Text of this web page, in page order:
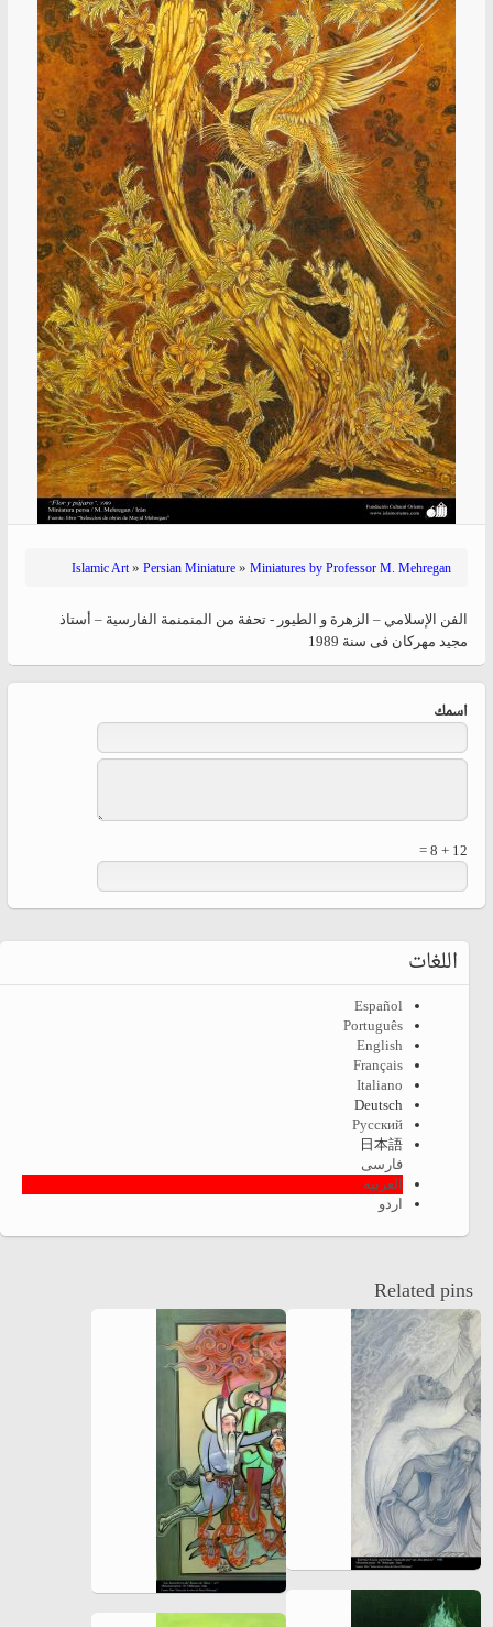
Islamic Art» Persian Miniature » Miniatures by Professor M. Mehregan
الفن الإسلامي – الزهرة و الطیور - تحفة من المنمنمة الفارسية – أستاذ
مجید مهرکان فی سنة 1989
‏اسمك ‏
12 + 8 =
اللغات
Español
Português
English
Français
Italiano
Deutsch
Русский
日本語
فارسی
العربية
اردو
Related pins